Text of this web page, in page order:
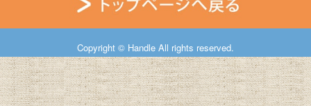
Copyright © Handle All rights reserved.